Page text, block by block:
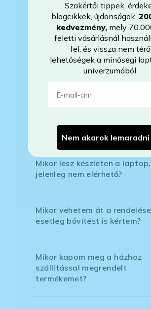
Az Önök által értékesített
felújítottak?
Mire vonatkozik a garancia?
számíthatok?
Mikor lesz készleten a
jelenleg nem elérhető?
Mikor vehetem át a
esetleg bővítést is kértem?
Mikor kapom meg a házhoz
szállítással megrendelt
termékemet?
Szakértői tippek,
blogcikkek, újdonságok,
kedvezmény, mely
feletti vásárlásnál
fel, és vissza nem térő
lehetőségek a minőségi
univerzumából.